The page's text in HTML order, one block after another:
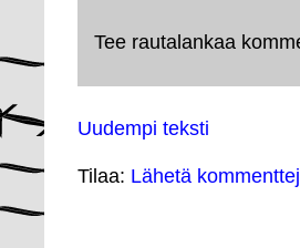
Tee rautalankaa
Uudempi teksti
Tilaa: Lähetä